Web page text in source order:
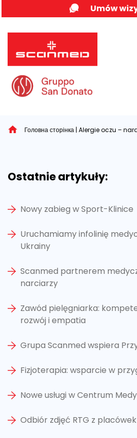
to
content
Umów
Головна сторінка | Alergie oczu –
Ostatnie artykuły:
Nowy zabieg w Sport-Klinice
Uruchamiamy infolinię
Ukrainy
Scanmed partnerem
narciarzy
Zawód pielęgniarka:
rozwój i empatia
Grupa Scanmed wspiera
Fizjoterapia: wsparcie w
Nowe usługi w Centrum
Odbiór zdjęć RTG z placówek